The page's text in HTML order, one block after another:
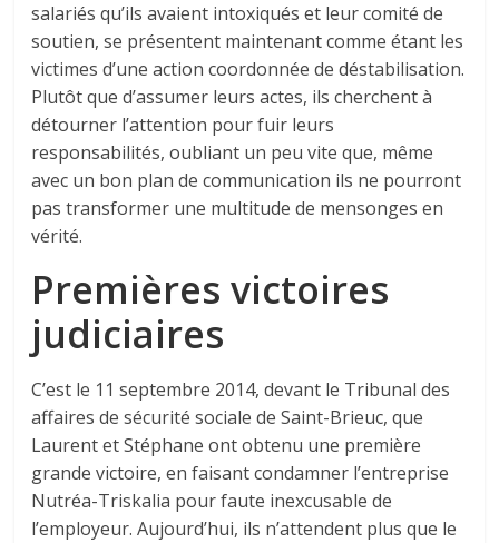
salariés qu’ils avaient intoxiqués et leur comité de
soutien, se présentent maintenant comme étant les
victimes d’une action coordonnée de déstabilisation.
Plutôt que d’assumer leurs actes, ils cherchent à
détourner l’attention pour fuir leurs
responsabilités, oubliant un peu vite que, même
avec un bon plan de communication ils ne pourront
pas transformer une multitude de mensonges en
vérité.
Premières victoires
judiciaires
C’est le 11 septembre 2014, devant le Tribunal des
affaires de sécurité sociale de Saint-Brieuc, que
Laurent et Stéphane ont obtenu une première
grande victoire, en faisant condamner l’entreprise
Nutréa-Triskalia pour faute inexcusable de
l’employeur. Aujourd’hui, ils n’attendent plus que le